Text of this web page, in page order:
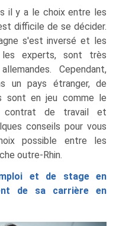
il y a le choix entre les
difficile de se décider.
s'est inversé et les
les experts, sont très
Cependant,
un pays étranger, de
sont en jeu comme le
contrat de travail et
conseils pour vous
possible entre les
outre-Rhin.
et de stage en
de sa carrière en